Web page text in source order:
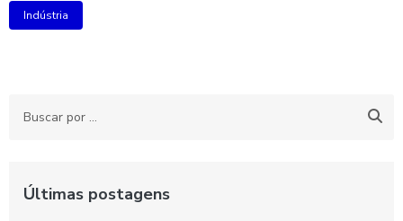
Indústria
Últimas postagens